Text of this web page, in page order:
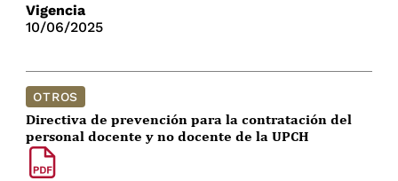
Vigencia
10/06/2025
OTROS
Directiva de prevención para la contratación del
personal docente y no docente de la UPCH